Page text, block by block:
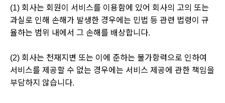
(1) 회사는 회원이 서비스를 이용함에 있어 회사의 고의 또는
과실로 인해 손해가 발생한 경우에는 민법 등 관련 법령이 규
율하는 범위 내에서 그 손해를 배상합니다.
(2) 회사는 천재지변 또는 이에 준하는 불가항력으로 인하여
서비스를 제공할 수 없는 경우에는 서비스 제공에 관한 책임을
부담하지 않습니다.